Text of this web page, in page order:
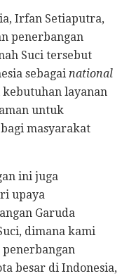
Irfan Setiaputra,
penerbangan
Suci tersebut
sebagai national
layanan
untuk
masyarakat
ini juga
upaya
Garuda
dimana kami
besar di Indonesia,